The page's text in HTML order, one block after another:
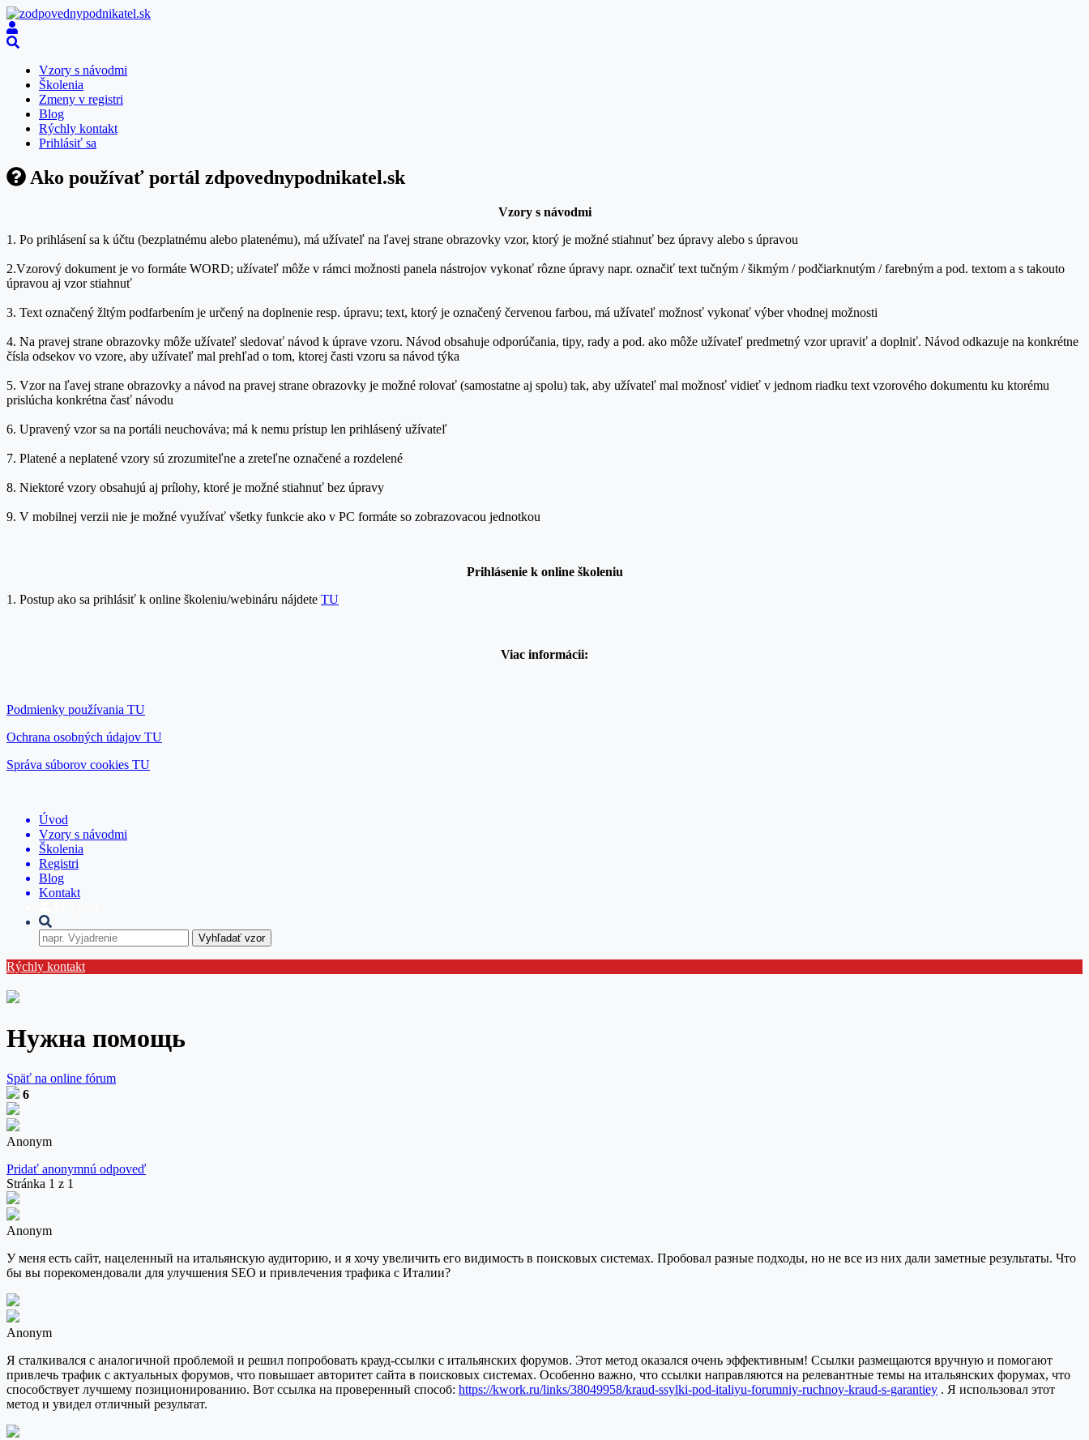
Vzory s návodmi
Školenia
Zmeny v registri
Blog
Rýchly kontakt
Prihlásiť sa
Ako používať portál zdpovednypodnikatel.sk
Vzory s návodmi
1. Po prihlásení sa k účtu (bezplatnému alebo platenému), má užívateľ na ľavej strane obrazovky vzor, ktorý je možné stiahnuť bez úpravy alebo s úpravou
2.Vzorový dokument je vo formáte WORD; užívateľ môže v rámci možnosti panela nástrojov vykonať rôzne úpravy napr. označiť text tučným / šikmým / podčiarknutým / farebným a pod. textom a s takouto
úpravou aj vzor stiahnuť
3. Text označený žltým podfarbením je určený na doplnenie resp. úpravu; text, ktorý je označený červenou farbou, má užívateľ možnosť vykonať výber vhodnej možnosti
4. Na pravej strane obrazovky môže užívateľ sledovať návod k úprave vzoru. Návod obsahuje odporúčania, tipy, rady a pod. ako môže užívateľ predmetný vzor upraviť a doplniť. Návod odkazuje na konkrétne
čísla odsekov vo vzore, aby užívateľ mal prehľad o tom, ktorej časti vzoru sa návod týka
5. Vzor na ľavej strane obrazovky a návod na pravej strane obrazovky je možné rolovať (samostatne aj spolu) tak, aby užívateľ mal možnosť vidieť v jednom riadku text vzorového dokumentu ku ktorému
prislúcha konkrétna časť návodu
6. Upravený vzor sa na portáli neuchováva; má k nemu prístup len prihlásený užívateľ
7. Platené a neplatené vzory sú zrozumiteľne a zreteľne označené a rozdelené
8. Niektoré vzory obsahujú aj prílohy, ktoré je možné stiahnuť bez úpravy
9. V mobilnej verzii nie je možné využívať všetky funkcie ako v PC formáte so zobrazovacou jednotkou
Prihlásenie k online školeniu
1. Postup ako sa prihlásiť k online školeniu/webináru nájdete TU
Viac informácii:
Podmienky používania TU
Ochrana osobných údajov TU
Správa súborov cookies TU
Úvod
Vzory s návodmi
Školenia
Registri
Blog
Kontakt
Vyhľadať vzor
Rýchly kontakt
Нужна помощь
Späť na online fórum
6
Anonym
Pridať anonymnú odpoveď
Stránka 1 z 1
Anonym
У меня есть сайт, нацеленный на итальянскую аудиторию, и я хочу увеличить его видимость в поисковых системах. Пробовал разные подходы, но не все из них дали заметные результаты. Что
бы вы порекомендовали для улучшения SEO и привлечения трафика с Италии?
Anonym
Я сталкивался с аналогичной проблемой и решил попробовать крауд-ссылки с итальянских форумов. Этот метод оказался очень эффективным! Ссылки размещаются вручную и помогают
привлечь трафик с актуальных форумов, что повышает авторитет сайта в поисковых системах. Особенно важно, что ссылки направляются на релевантные темы на итальянских форумах, что
способствует лучшему позиционированию. Вот ссылка на проверенный способ: https://kwork.ru/links/38049958/kraud-ssylki-pod-italiyu-forumniy-ruchnoy-kraud-s-garantiey . Я использовал этот
метод и увидел отличный результат.